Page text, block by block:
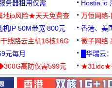
务器租用仅需
Hostia.io
地ip风险★天天免费查
万恒网络
99元/月起
机IP 50M带宽 800元 香港、美
线路云主机16核16G
微子网络
元每月 █华瑞云
高防仅需599元
★31idc★
用◆